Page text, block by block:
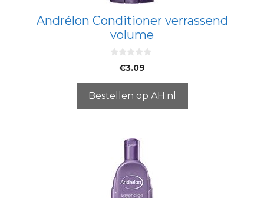
Andrélon Conditioner verrassend
volume
5
€3.09
Bestellen op AH.nl